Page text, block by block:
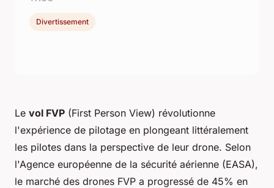
Le vol FVP (First Person View) révolutionne
l'expérience de pilotage en plongeant littéralement
les pilotes dans la perspective de leur drone. Selon
l'Agence européenne de la sécurité aérienne (EASA),
le marché des drones FVP a progressé de 45% en
Divertissement